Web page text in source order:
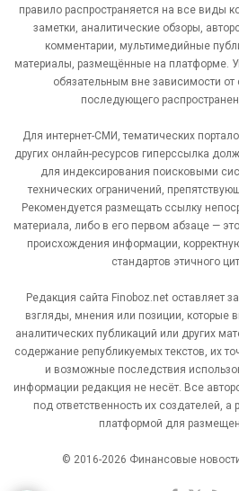
правило распространяется на все виды
заметки, аналитические обзоры,
комментарии, мультимедийные
материалы, размещённые на платформе.
обязательным вне зависимости
последующего
Для интернет-СМИ, тематических
других онлайн-ресурсов гиперссылка
для индексирования поисковыми
технических ограничений,
Рекомендуется размещать ссылку
материала, либо в его первом абзаце —
происхождения информации,
стандартов этичного
Редакция сайта Finoboz.net оставляет
взгляды, мнения или позиции, которые
аналитических публикаций или других
содержание републикуемых текстов, их
и возможные последствия
информации редакция не несёт. Все
под ответственность их создателей,
платформой для
© 2016-2026 Финансовые